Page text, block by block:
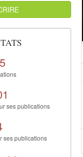
ses publications
ses publications